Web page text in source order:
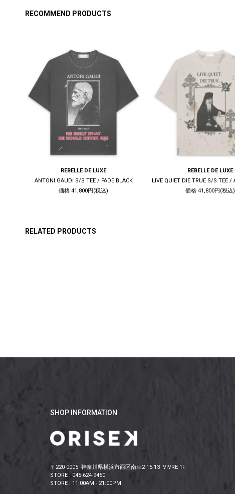
RECOMMEND PRODUCTS
REBELLE DE LUXE
ANTONI GAUDI S/S TEE / FADE BLACK
価格 41,800円(税込)
REBELLE DE LUXE
価格 41,800円(税込)
RELATED PRODUCTS
SHOP INFORMATION
〒220-0005 神奈川県横浜市西区南幸2-15-13 VIVRE 1F
STORE : 045-624-9450
STORE : 11:00AM - 21:00PM